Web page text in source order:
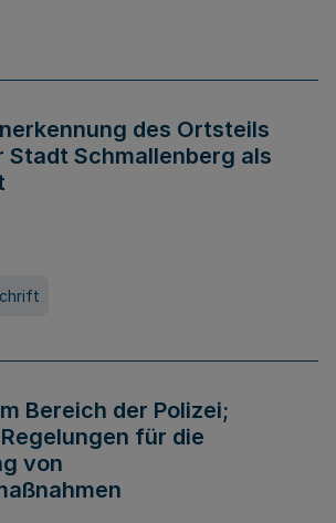
des Ortsteils
Stadt Schmallenberg als
Bereich der Polizei;
für die
von